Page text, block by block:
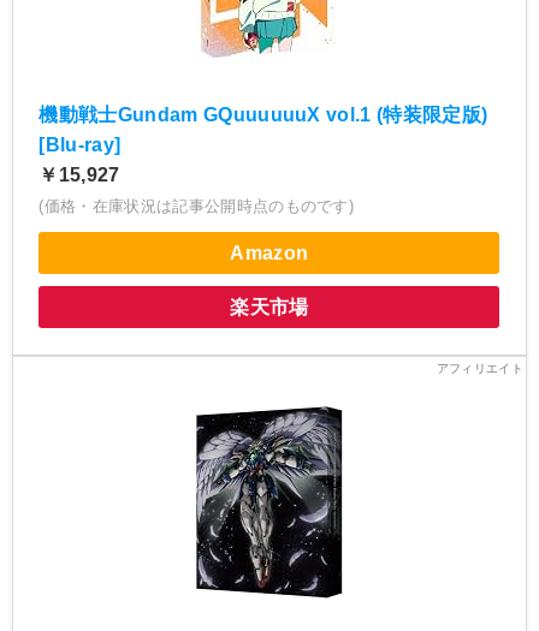
機動戦士Gundam GQuuuuuuX vol.1 (特装限定版)
[Blu-ray]
￥15,927
(価格・在庫状況は記事公開時点のものです)
Amazon
楽天市場